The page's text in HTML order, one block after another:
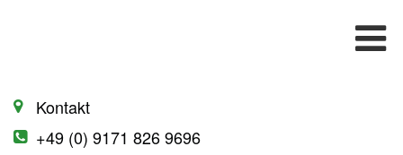
Kontakt
+49 (0) 9171 826 9696